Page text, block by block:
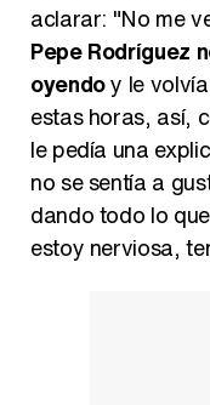
aclarar: "No me
Pepe Rodríguez
oyendoy le
estas horas, así,
le pedía una
no se sentía a
dando todo lo
estoy nerviosa,